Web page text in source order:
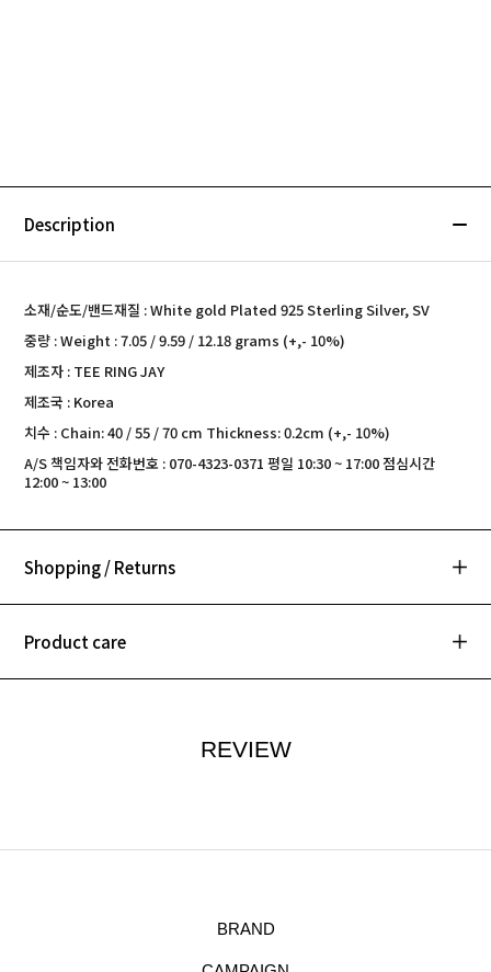
Description
소재/순도/밴드재질 : White gold Plated 925 Sterling Silver, SV
중량 : Weight : 7.05 / 9.59 / 12.18 grams (+,- 10%)
제조자 : TEE RING JAY
제조국 : Korea
치수 : Chain: 40 / 55 / 70 cm Thickness: 0.2cm (+,- 10%)
A/S 책임자와 전화번호 : 070-4323-0371 평일 10:30 ~ 17:00 점심시간
12:00 ~ 13:00
Shopping / Returns
Product care
REVIEW
BRAND